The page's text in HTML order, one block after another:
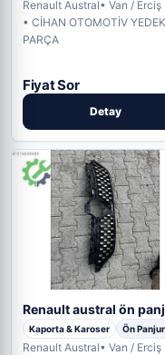
Renault Austral• Van / Erciş
• CİHAN OTOMOTİV YEDEK
PARÇA
Fiyat Sor
Detay
Renault austral ön
Kaporta & Karoser Ön Panjur
Renault Austral• Van / Erciş